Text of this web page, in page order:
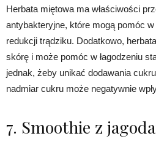
Herbata miętowa ma właściwości
antybakteryjne, które mogą pomóc
redukcji trądziku. Dodatkowo,
skórę i może pomóc w łagodzeniu
jednak, żeby unikać dodawania
nadmiar cukru może negatywnie
7. Smoothie z